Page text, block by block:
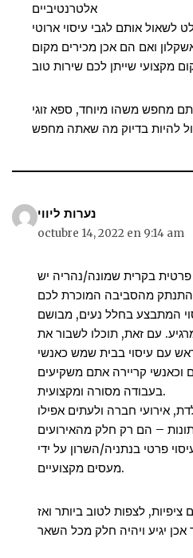
אלטרנטיביים
לשאול אותם לגבי עיסוי ארוטי
ואם הם אכן מכירים מקום
מחפש משהו מיוחד, ספא זוגי
נערות ליווי
octubre 14, 2022 en 9:14 am
פרטית בקרית שמונה/נהריה יש
המתבצע בחלל נעים, מבושם
עם זאת, תוכלו לשבור את
עם עיסוי בבית שמש כאנשי
קריירה אתם משקיעים
בעבודה מסורה ומקצועית.
אירועי חברה ולעתים אפילו
– הם רק חלק מהאירועים
פרטי בנתניה/השרון על ידי
מעסים מקצועיים.
לצפות לטוב ביותר ואז